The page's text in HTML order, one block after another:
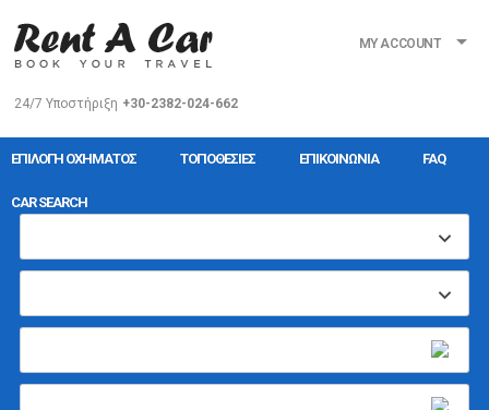
24/7 Υποστήριξη +30-2382-024-662
MY ACCOUNT
ΕΠΙΛΟΓΉ ΟΧΉΜΑΤΟΣ ΤΟΠΟΘΕΣΊΕΣ ΕΠΙΚΟΙΝΩΝΊΑ FAQ
CAR SEARCH